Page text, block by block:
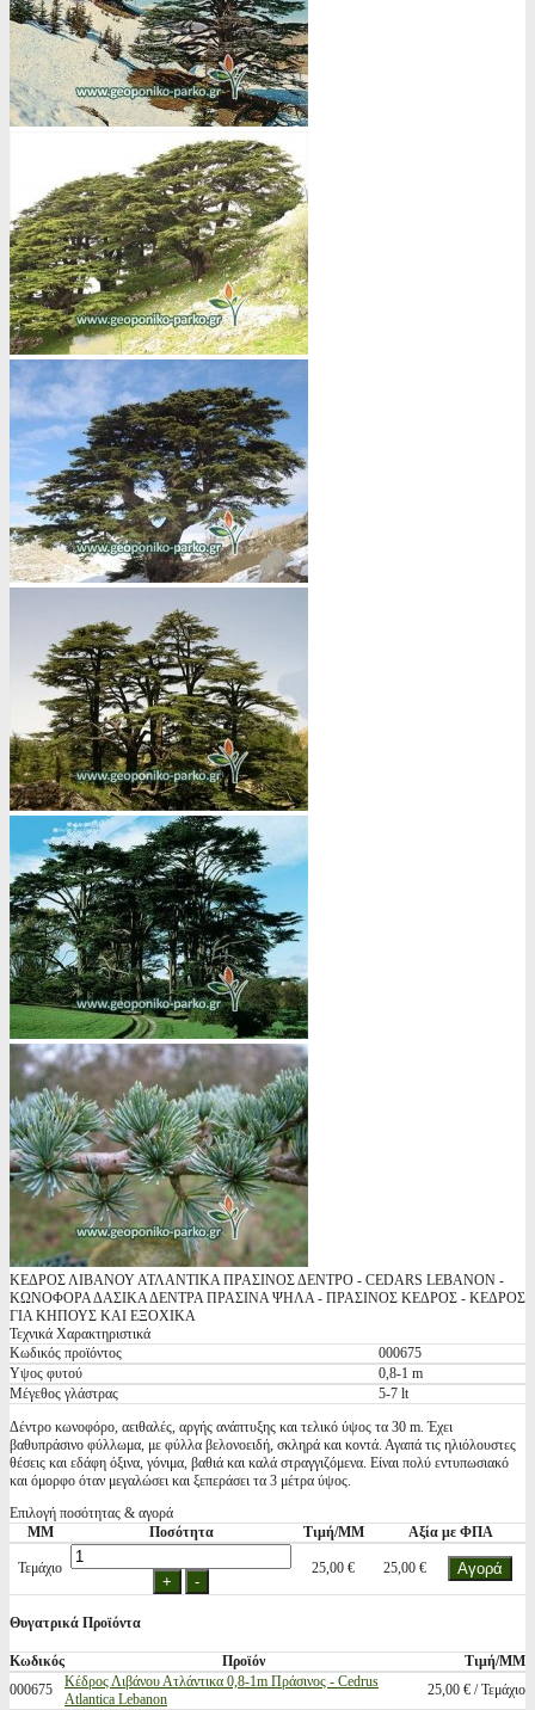
ΚΕΔΡΟΣ ΛΙΒΑΝΟΥ ΑΤΛΑΝΤΙΚΑ ΠΡΑΣΙΝΟΣ ΔΕΝΤΡΟ - CEDARS LEBANON -
ΚΩΝΟΦΟΡΑ ΔΑΣΙΚΑ ΔΕΝΤΡΑ ΠΡΑΣΙΝΑ ΨΗΛΑ - ΠΡΑΣΙΝΟΣ ΚΕΔΡΟΣ - ΚΕΔΡΟΣ
ΓΙΑ ΚΗΠΟΥΣ ΚΑΙ ΕΞΟΧΙΚΑ
Τεχνικά Χαρακτηριστικά
Κωδικός προϊόντος
000675
Υψος φυτού
0,8-1 m
Μέγεθος γλάστρας
5-7 lt
Δέντρο κωνοφόρο, αειθαλές, αργής ανάπτυξης και τελικό ύψος τα 30 m. Έχει
βαθυπράσινο φύλλωμα, με φύλλα βελονοειδή, σκληρά και κοντά. Αγαπά τις ηλιόλουστες
θέσεις και εδάφη όξινα, γόνιμα, βαθιά και καλά στραγγιζόμενα. Είναι πολύ εντυπωσιακό
και όμορφο όταν μεγαλώσει και ξεπεράσει τα 3 μέτρα ύψος.
Επιλογή ποσότητας & αγορά
ΜΜ
Ποσότητα Τιμή/ΜΜ Αξία με ΦΠΑ
Τεμάχιο 25,00 € 25,00 €
Θυγατρικά Προϊόντα
Κωδικός Προϊόν
Τιμή/ΜΜ
000675
Κέδρος Λιβάνου Ατλάντικα 0,8-1m Πράσινος - Cedrus
Atlantica Lebanon
25,00 € / Τεμάχιο